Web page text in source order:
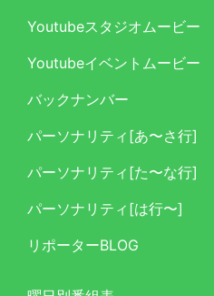
Youtubeスタジオムービー
Youtubeイベントムービー
バックナンバー
パーソナリティ[あ〜さ行]
パーソナリティ[た〜な行]
パーソナリティ[は行〜]
リポーターBLOG